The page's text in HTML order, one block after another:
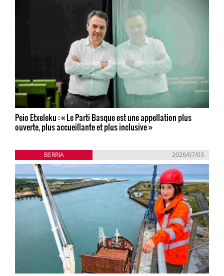
Peio Etxeleku : « Le Parti Basque est une appellation plus
ouverte, plus accueillante et plus inclusive »
BERRIA 2026/07/03